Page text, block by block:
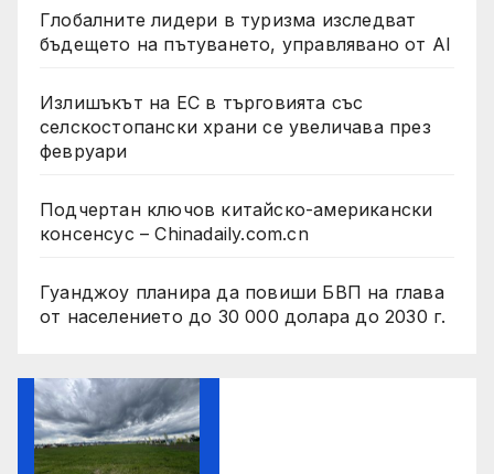
Глобалните лидери в туризма изследват
бъдещето на пътуването, управлявано от AI
Излишъкът на ЕС в търговията със
селскостопански храни се увеличава през
февруари
Подчертан ключов китайско-американски
консенсус – Chinadaily.com.cn
Гуанджоу планира да повиши БВП на глава
от населението до 30 000 долара до 2030 г.